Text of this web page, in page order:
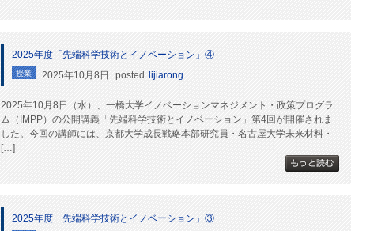
2025年度「先端科学技術とイノベーション」④
授業 2025年10月8日 posted lijiarong
2025年10月8日（水）、一橋大学イノベーションマネジメント・政策プログラ
ム（IMPP）の公開講義「先端科学技術とイノベーション」第4回が開催されま
した。今回の講師には、京都大学成長戦略本部研究員・名古屋大学未来材料・
[…]
2025年度「先端科学技術とイノベーション」③